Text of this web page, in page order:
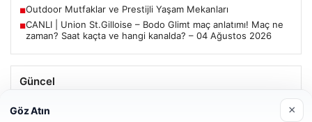
■Outdoor Mutfaklar ve Prestijli Yaşam Mekanları
■CANLI | Union St.Gilloise – Bodo Glimt maç anlatımı! Maç ne
zaman? Saat kaçta ve hangi kanalda? – 04 Ağustos 2026
Güncel
Trabzonspor’da Mohamed Salah’ın Transferinde Görkemli
İmza Töreni: Taraftarlar Tarihi Ana Tanıklık Etti
Göz Atın ×